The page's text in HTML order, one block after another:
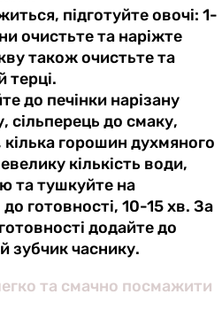
підготуйте овочі: 1-
очистьте та наріжте
також очистьте та
терці.
до печінки нарізану
сільперець до смаку,
горошин духмяного
кількість води,
та тушкуйте на
готовності, 10-15 хв. За
додайте до
зубчик часнику.
та смачно посмажити